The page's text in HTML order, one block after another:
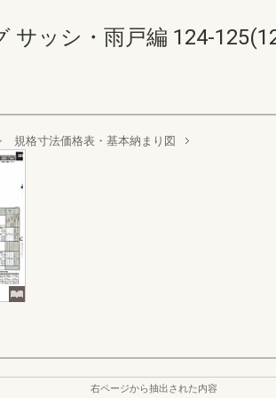
サッシ・雨戸編 124-
規格寸法価格表・基本納まり図
右ページから抽出された内容